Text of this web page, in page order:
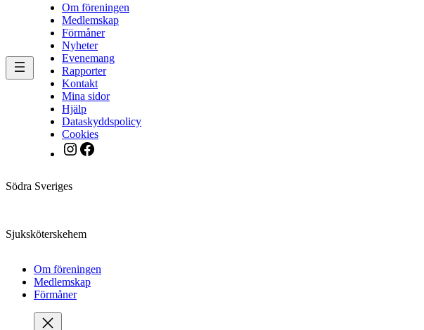
Om föreningen
Medlemskap
Förmåner
Nyheter
Evenemang
Rapporter
Kontakt
Mina sidor
Hjälp
Dataskyddspolicy
Cookies
Instagram
Facebook
Södra Sveriges
Sjuksköterskehem
Om föreningen
Medlemskap
Förmåner